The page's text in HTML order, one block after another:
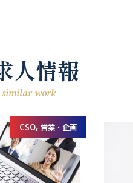
人情報
similar work
CSO, 営業・企画